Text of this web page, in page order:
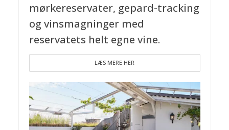
mørkereservater, gepard-tracking
og vinsmagninger med
reservatets helt egne vine.
LÆS MERE HER